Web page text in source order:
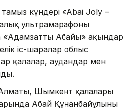
күндері «Abai Joly –
ультрамарафоны
«Адамзаттың Абайы» ақындар
іс-шаралар облыс
қалалар, аудандар мен
Шымкент қалалары
Абай Құнанбайұлының